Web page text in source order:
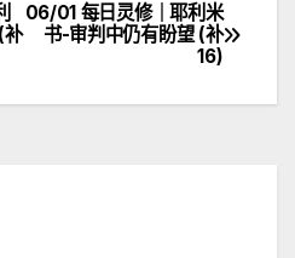
06/01 每日灵修｜耶利米
书-审判中仍有盼望 (补
16)
补